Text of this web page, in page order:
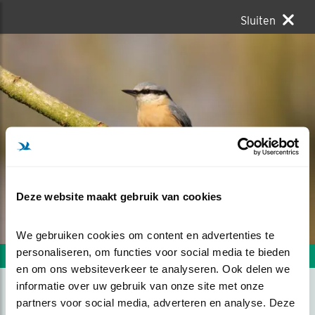
Deze website maakt gebruik van cookies
We gebruiken cookies om content en advertenties te
personaliseren, om functies voor social media te bieden
en om ons websiteverkeer te analyseren. Ook delen we
informatie over uw gebruik van onze site met onze
partners voor social media, adverteren en analyse. Deze
Sluiten
Volgende foto Vorige foto